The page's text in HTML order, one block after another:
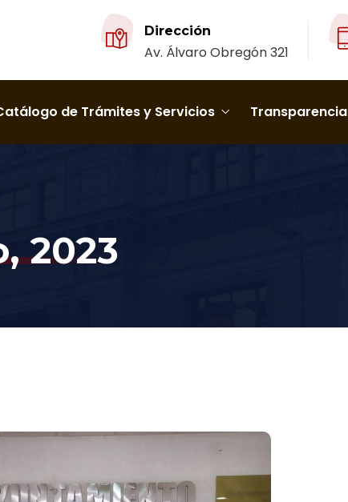
Dirección
Av. Álvaro Obregón 321
de Trámites y Servicios Transparencia
2023